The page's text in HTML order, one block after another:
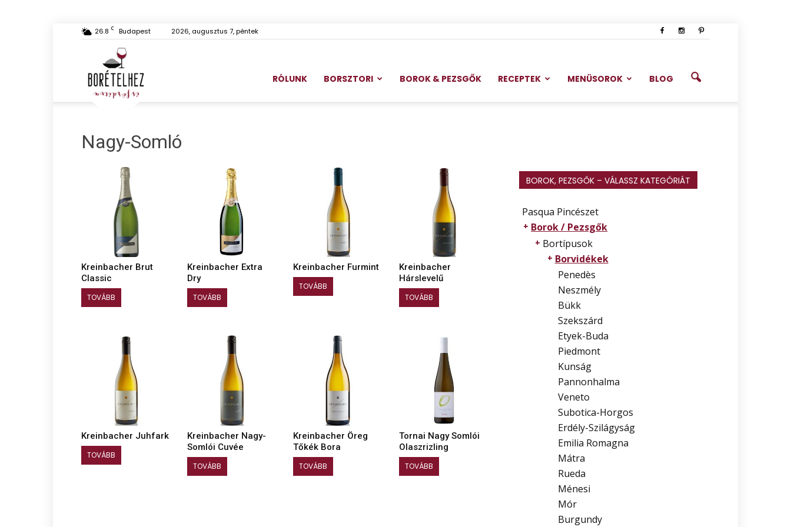
26.8 C Budapest 2026, augusztus 7, péntek
RÓLUNK BORSZTORI BOROK & PEZSGŐK RECEPTEK MENÜSOROK BLOG
Nagy-Somló
Kreinbacher Brut
Classic
TOVÁBB
Kreinbacher Extra
Dry
TOVÁBB
Kreinbacher Furmint
TOVÁBB
Kreinbacher
Hárslevelű
TOVÁBB
Kreinbacher Juhfark
TOVÁBB
Kreinbacher Nagy-
Somlói Cuvée
TOVÁBB
Kreinbacher Öreg
Tőkék Bora
TOVÁBB
Tornai Nagy Somlói
Olaszrizling
TOVÁBB
BOROK, PEZSGŐK – VÁLASSZ KATEGÓRIÁT
Pasqua Pincészet
Borok / Pezsgők
Bortípusok
Borvidékek
Penedès
Neszmély
Bükk
Szekszárd
Etyek-Buda
Piedmont
Kunság
Pannonhalma
Veneto
Subotica-Horgos
Erdély-Szilágyság
Emilia Romagna
Mátra
Rueda
Ménesi
Mór
Burgundy